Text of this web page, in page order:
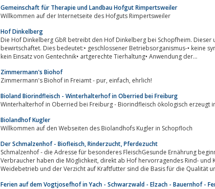
Gemeinschaft für Therapie und Landbau Hofgut Rimpertsweiler
Willkommen auf der Internetseite des Hofguts Rimpertsweiler
Hof Dinkelberg
Die Hof Dinkelberg GbR betreibt den Hof Dinkelberg bei Schopfheim.
bewirtschaftet. Dies bedeutet:• geschlossener Betriebsorganismus-• keine
kein Einsatz von Gentechnik• artgerechte Tierhaltung• Anwendung der...
Zimmermann's Biohof
Zimmermann's Biohof in Freiamt - pur, einfach, ehrlich!
Bioland Biorindfleisch - Winterhalterhof in Oberried bei Freiburg
Winterhalterhof in Oberried bei Freiburg - Biorindfleisch ökologisch erzeugt
Biolandhof Kugler
Willkommen auf den Webseiten des Biolandhofs Kugler in Schopfloch
Der Schmalzenhof - Biofleisch, Rinderzucht, Pferdezucht
Schmalzenhof - die Adresse für besonderes FleischGesunde Ernährung
Verbraucher haben die Möglichkeit, direkt ab Hof hervorragendes Rind- und Kalbfleisch zu erstehen.Ein ausgedehnter
Weidebetrieb und der Verzicht auf Kraftfutter sind die Basis für die Qualität
Ferien auf dem Vogtjosefhof in Yach - Schwarzwald - Elzach - Bauernhof -